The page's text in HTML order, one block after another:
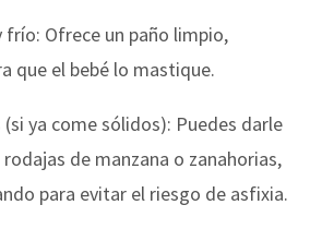
frío: Ofrece un paño limpio,
que el bebé lo mastique.
ya come sólidos): Puedes darle
de manzana o zanahorias,
para evitar el riesgo de asfixia.